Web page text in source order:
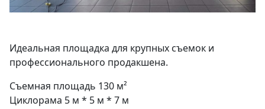
Идеальная площадка для крупных съемок и
профессионального продакшена.
Съемная площадь 130 м²
Циклорама 5 м * 5 м * 7 м